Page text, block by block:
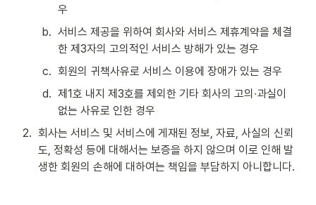
우
b. 서비스 제공을 위하여 회사와 서비스 제휴계약을 체결
한 제3자의 고의적인 서비스 방해가 있는 경우
c. 회원의 귀책사유로 서비스 이용에 장애가 있는 경우
d. 제1호 내지 제3호를 제외한 기타 회사의 고의∙과실이
없는 사유로 인한 경우
2. 회사는 서비스 및 서비스에 게재된 정보, 자료, 사실의 신뢰
도, 정확성 등에 대해서는 보증을 하지 않으며 이로 인해 발
생한 회원의 손해에 대하여는 책임을 부담하지 아니합니다.